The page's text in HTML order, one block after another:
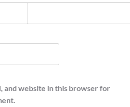
and website in this browser for